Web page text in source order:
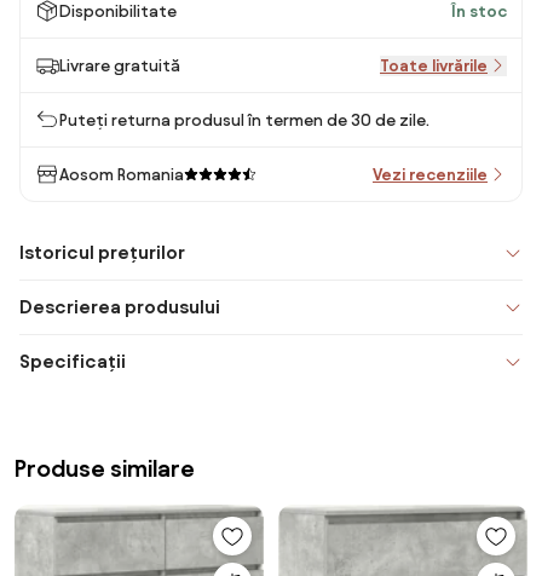
Disponibilitate În stoc
Livrare gratuită Toate livrările
Puteți returna produsul în termen de 30 de zile.
Aosom Romania Vezi recenziile
Istoricul prețurilor
Descrierea produsului
Specificații
Produse similare